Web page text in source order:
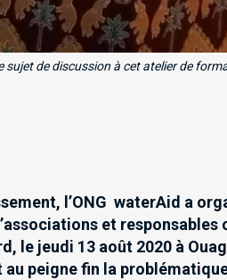
sujet de discussion à cet atelier de
l’ONG waterAid a
et responsables
le jeudi 13 août 2020 à
au peigne fin la